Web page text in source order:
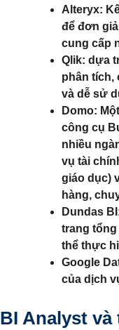
Alteryx:
để đơn
cung cấp
Qlik: dựa
phân tích,
và dễ sử
Domo:
công cụ
nhiều
vụ tài
giáo dục)
hàng,
Dundas BI
trang
thể thực
Google
của dịch
BI Analyst